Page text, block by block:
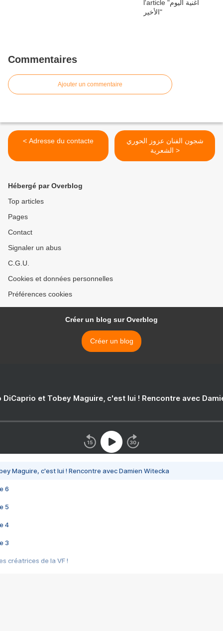
Commentaires
Ajouter un commentaire
< Adresse du contacte
شجون الفنان عزوز الحوري
الشعرية >
Hébergé par Overblog
Top articles
Pages
Contact
Signaler un abus
C.G.U.
Cookies et données personnelles
Préférences cookies
Créer un blog sur Overblog
Créer un blog
DiCaprio et Tobey Maguire, c'est lui ! Rencontre avec
Maguire, c'est lui ! Rencontre avec Damien Witecka
6
5
4
3
créatrices de la VF !